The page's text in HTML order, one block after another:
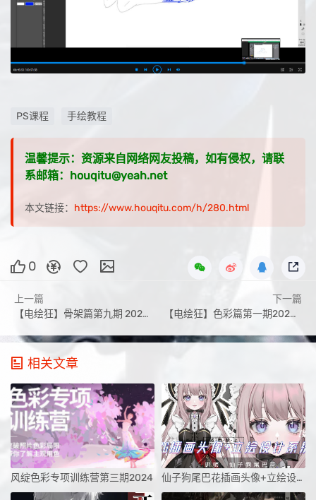
PS课程 手绘教程
温馨提示：资源来自网络网友投稿，如有侵权，请联
系邮箱：houqitu@yeah.net
本文链接： https://www.houqitu.com/h/280.html
0
上一篇
【电绘狂】骨架篇第九期 2020年12月新课（画质高清）
下一篇
【电绘狂】色彩篇第一期2020年12月新课
相关文章
风绽色彩专项训练营第三期2024 仙子狗尾巴花插画头像+立绘设计系统课第1期